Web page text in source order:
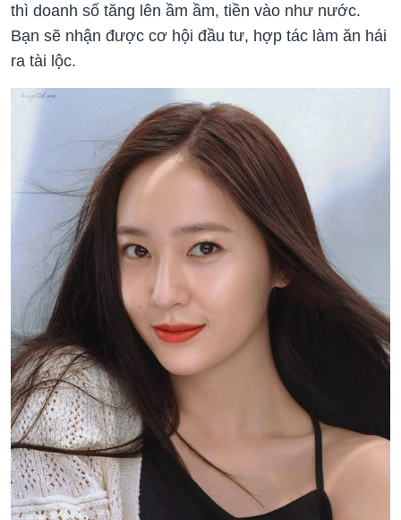
thì doanh số tăng lên ầm ầm, tiền vào như nước.
Bạn sẽ nhận được cơ hội đầu tư, hợp tác làm ăn hái
ra tài lộc.